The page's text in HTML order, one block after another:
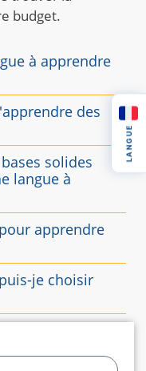
budget.
à apprendre
des
solides
langue à
apprendre
je choisir
LANGUE